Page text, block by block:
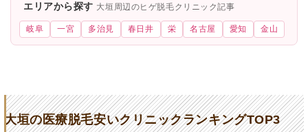
エリアから探す 大垣周辺のヒゲ脱毛クリニック記事
岐阜 一宮 多治見 春日井 栄 名古屋 愛知 金山
大垣の医療脱毛安いクリニックランキングTOP3